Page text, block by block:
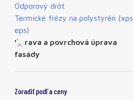
Odporový drôt
Termické frézy na polystyrén (xps,
eps)
Úprava a povrchová úprava
fasády
Zoradiť podľa ceny